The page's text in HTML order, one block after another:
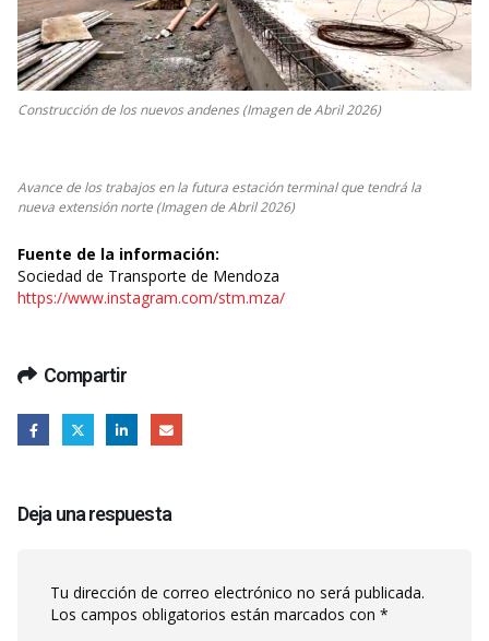
Construcción de los nuevos andenes (Imagen de Abril 2026)
Avance de los trabajos en la futura estación terminal que tendrá la
nueva extensión norte (Imagen de Abril 2026)
Fuente de la información:
Sociedad de Transporte de Mendoza
https://www.instagram.com/stm.mza/
Compartir
Deja una respuesta
Tu dirección de correo electrónico no será publicada.
Los campos obligatorios están marcados con *